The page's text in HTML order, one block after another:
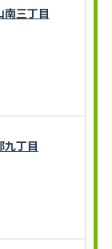
南三丁目
九丁目